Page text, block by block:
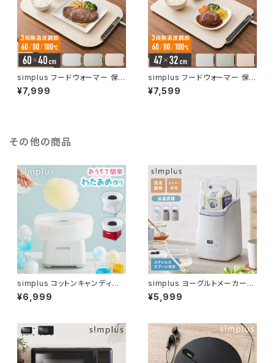
simplus フードウォーマー 保
温プレート プレート6枚用 ホッ
トプレート 食事マット シリコン
温機
¥7,999
simplus フードウォーマー 保
温プレート プレート4枚用 ホッ
トプレート 食事マット シリコン
¥7,599
その他の商品
simplus コットンキャンディー
メーカー わたあめメーカー お
菓子 あめ玉 綿飴 ザラメ コンパ
ーティイベント シンプラス SP-
CCM01
¥6,999
simplus ヨーグルトメーカー
牛乳パック ステンレススプーン
付き 豆乳 サラダチキン フルーツ
設定 手入れ簡単 シンプラス SP
-YG01
¥5,999